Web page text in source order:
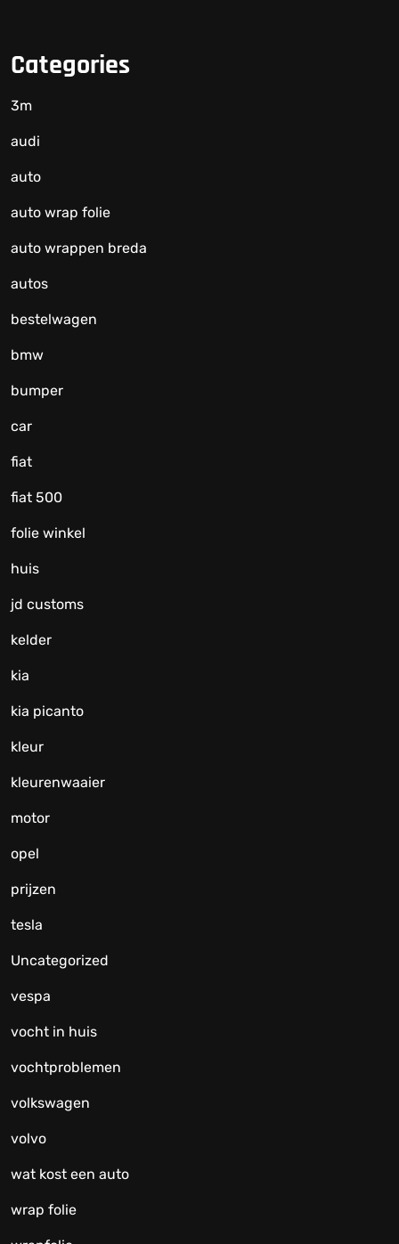
Categories
3m
audi
auto
auto wrap folie
auto wrappen breda
autos
bestelwagen
bmw
bumper
car
fiat
fiat 500
folie winkel
huis
jd customs
kelder
kia
kia picanto
kleur
kleurenwaaier
motor
opel
prijzen
tesla
Uncategorized
vespa
vocht in huis
vochtproblemen
volkswagen
volvo
wat kost een auto
wrap folie